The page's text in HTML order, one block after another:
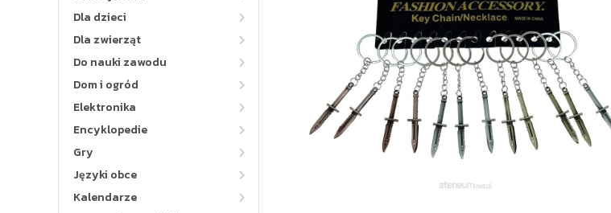
Dla dzieci
Dla zwierząt
Do nauki zawodu
Dom i ogród
Elektronika
Encyklopedie
Gry
Języki obce
Kalendarze